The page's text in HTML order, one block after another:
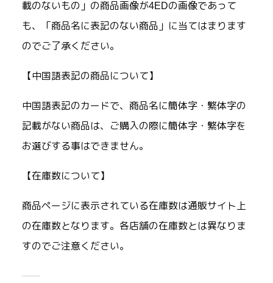
載のないもの」の商品画像が4EDの画像であって
も、「商品名に表記のない商品」に当てはまります
のでご了承ください。
【中国語表記の商品について】
中国語表記のカードで、商品名に簡体字・繁体字の
記載がない商品は、ご購入の際に簡体字・繁体字を
お選びする事はできません。
【在庫数について】
商品ページに表示されている在庫数は通販サイト上
の在庫数となります。各店舗の在庫数とは異なりま
すのでご注意ください。